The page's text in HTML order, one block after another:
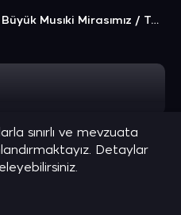
Üsküdar Musıki Cemiyeti / Büyük Musıki Mirasımız / Türkiye'nin İlk Musıki Mektebi 3 (Üsküdar Musıki Cemiyetinin 100. Kuruluş Yılı Anısına)
Kemal Caner
Sanatçı
Filiz
sınırlı ve mevzuata
Detaylar